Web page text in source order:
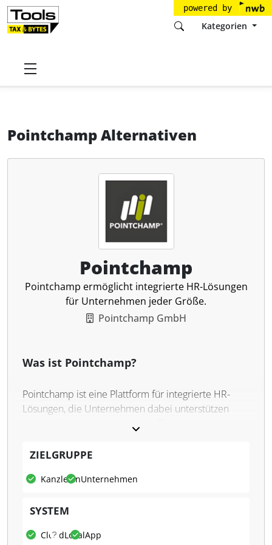
powered by
Kategorien
Startseite
Pointchamp Alternativen
Pointchamp
Pointchamp ermöglicht integrierte HR-Lösungen
für Unternehmen jeder Größe.
Pointchamp GmbH
Was ist Pointchamp?
Pointchamp ist eine Plattform für integrierte HR-
Lösungen, die Unternehmen dabei unterstützen
Was kann Pointchamp?
und einem umfassenden Abwesenheitskalender
ermöglichen. Darüber hinaus bietet Pointchamp
ZIELGRUPPE
KanzleienUnternehmen
SYSTEM
CloudLokalApp